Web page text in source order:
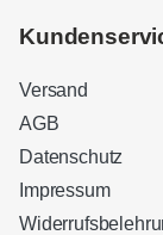
Versand
AGB
Datenschutz
Impressum